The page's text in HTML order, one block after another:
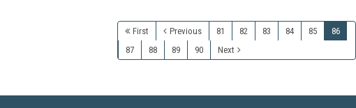
First Previous 81 82 83 84 85
86
87
88 89 90 Next